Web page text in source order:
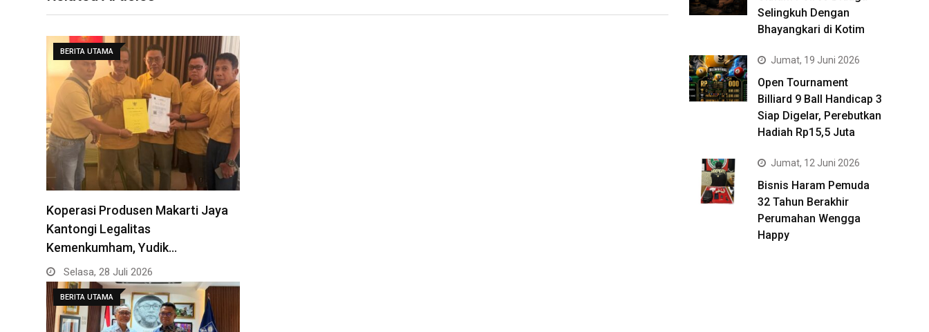
BERITA UTAMA
Koperasi Produsen Makarti Jaya
Kantongi Legalitas
Kemenkumham, Yudik…
Selasa, 28 Juli 2026
BERITA UTAMA
Selingkuh Dengan
Bhayangkari di Kotim
Jumat, 19 Juni 2026
Open Tournament
Billiard 9 Ball Handicap 3
Siap Digelar, Perebutkan
Hadiah Rp15,5 Juta
Jumat, 12 Juni 2026
Bisnis Haram Pemuda
32 Tahun Berakhir
Perumahan Wengga
Happy